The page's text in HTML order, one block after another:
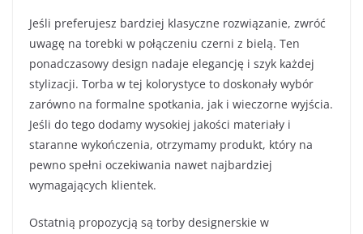
Jeśli preferujesz bardziej klasyczne rozwiązanie, zwróć
uwagę na torebki w połączeniu czerni z bielą. Ten
ponadczasowy design nadaje elegancję i szyk każdej
stylizacji. Torba w tej kolorystyce to doskonały wybór
zarówno na formalne spotkania, jak i wieczorne wyjścia.
Jeśli do tego dodamy wysokiej jakości materiały i
staranne wykończenia, otrzymamy produkt, który na
pewno spełni oczekiwania nawet najbardziej
wymagających klientek.
Ostatnią propozycją są torby designerskie w